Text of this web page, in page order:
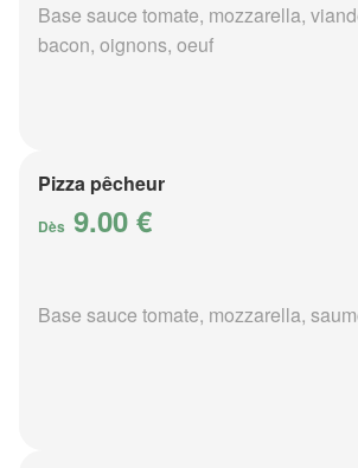
Base sauce tomate, mozzarella,
bacon, oignons, oeuf
Pizza pêcheur
Dès 9.00 €
Base sauce tomate, mozzarella,